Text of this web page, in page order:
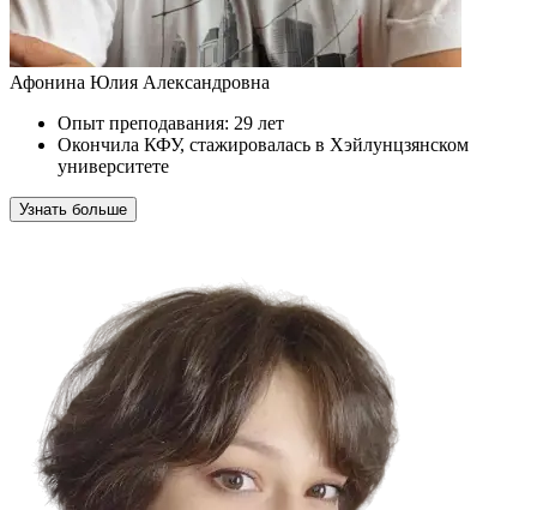
Афонина Юлия Александровна
Опыт преподавания: 29 лет
Окончила КФУ, стажировалась в Хэйлунцзянском
университете
Узнать больше